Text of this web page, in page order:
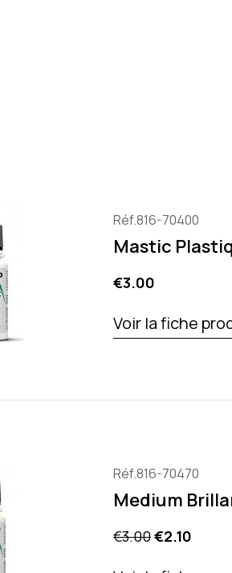
Réf.816-70400
Mastic
Price
€3.00
Voir la fiche
Réf.816-70470
Medium
Regular price
€3.00Price
€2.10